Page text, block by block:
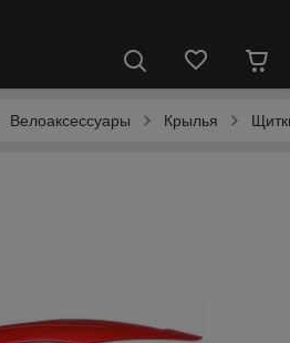
Велоаксессуары Крылья